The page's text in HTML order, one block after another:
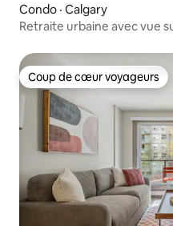
Condo · Calgary
Retraite urbaine avec vue
Coup de cœur voyageurs
Coup de cœur voyageurs